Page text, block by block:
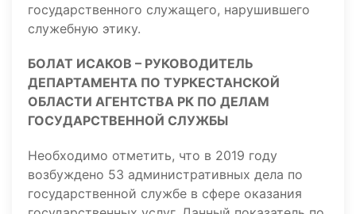
государственного служащего, нарушившего
служебную этику.
БОЛАТ ИСАКОВ – РУКОВОДИТЕЛЬ
ДЕПАРТАМЕНТА ПО ТУРКЕСТАНСКОЙ
ОБЛАСТИ АГЕНТСТВА РК ПО ДЕЛАМ
ГОСУДАРСТВЕННОЙ СЛУЖБЫ
Необходимо отметить, что в 2019 году
возбуждено 53 административных дела по
государственной службе в сфере оказания